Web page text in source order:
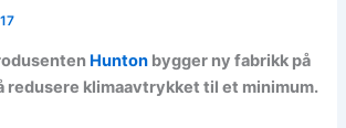
Hunton bygger ny fabrikk på
redusere klimaavtrykket til et minimum.